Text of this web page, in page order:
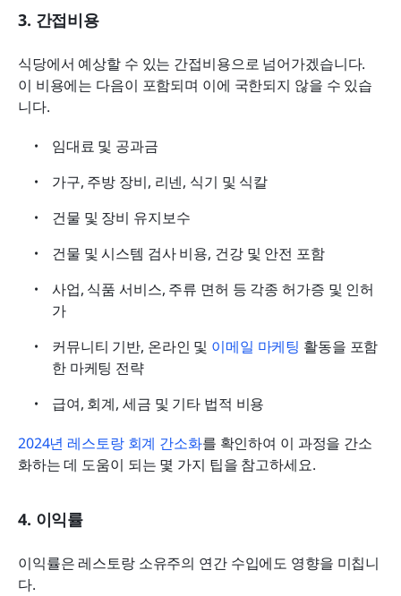
3. 간접비용
식당에서 예상할 수 있는 간접비용으로 넘어가겠습니다.
이 비용에는 다음이 포함되며 이에 국한되지 않을 수 있습
니다.
임대료 및 공과금
가구, 주방 장비, 리넨, 식기 및 식칼
건물 및 장비 유지보수
건물 및 시스템 검사 비용, 건강 및 안전 포함
사업, 식품 서비스, 주류 면허 등 각종 허가증 및 인허
가
커뮤니티 기반, 온라인 및 이메일 마케팅 활동을 포함
한 마케팅 전략
급여, 회계, 세금 및 기타 법적 비용
2024년 레스토랑 회계 간소화를 확인하여 이 과정을 간소
화하는 데 도움이 되는 몇 가지 팁을 참고하세요.
4. 이익률
이익률은 레스토랑 소유주의 연간 수입에도 영향을 미칩니
다.